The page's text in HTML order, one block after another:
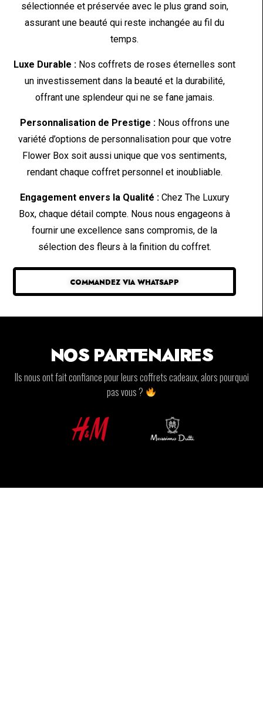
sélectionnée et préservée avec le plus grand soin,
assurant une beauté qui reste inchangée au fil du
temps.
Luxe Durable : Nos coffrets de roses éternelles sont
un investissement dans la beauté et la durabilité,
offrant une splendeur qui ne se fane jamais.
Personnalisation de Prestige :Nous offrons une
variété d’options de personnalisation pour que votre
Flower Box soit aussi unique que vos sentiments,
rendant chaque coffret personnel et inoubliable.
Engagement envers la Qualité :Chez The Luxury
Box, chaque détail compte. Nous nous engageons à
fournir une excellence sans compromis, de la
sélection des fleurs à la finition du coffret.
COMMANDEZ VIA WHATSAPP
NOS PARTENAIRES
Ils nous ont fait confiance pour leurs coffrets cadeaux, alors pourquoi
pas vous ?